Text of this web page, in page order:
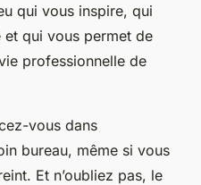
qui vous inspire, qui
qui vous permet de
professionnelle de
vous dans
bureau, même si vous
Et n’oubliez pas, le